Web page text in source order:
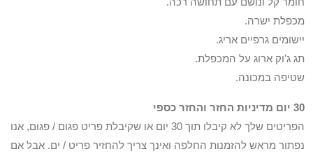
מכפלת ישרה.
יישומים גרפיים אריג.
תג ג'וק ארוג על המכפלת.
שטיפה במכונה.
30 יום מדיניות החזר והחזר כספי
הפריטים שלך לא קיבלו תוך 30 יום או שקיבלת פריט פגום / פגום, אנו
נפתור מראש להזמנות החלפה ואינך צריך להחזיר פריט / ים. אבל אם